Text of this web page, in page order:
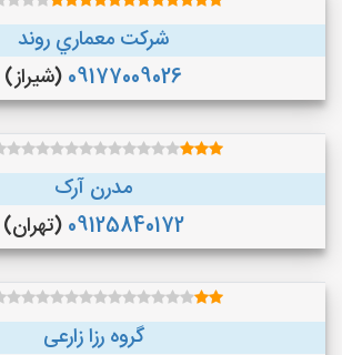
شركت معماري روند
09177009026 (شیراز)
مدرن آرک
09125840172 (تهران)
گروه رزا زارعی